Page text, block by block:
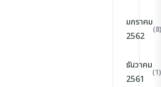
มกราคม
2562
(8)
ธันวาคม
2561
(1)